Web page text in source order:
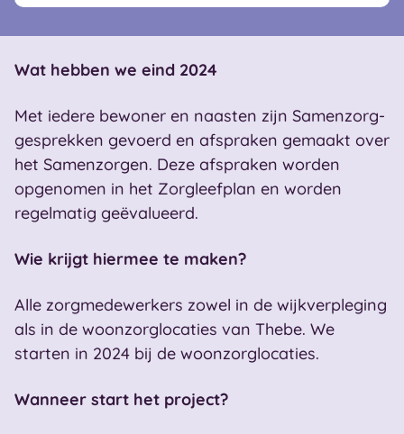
Wat hebben we eind 2024
Met iedere bewoner en naasten zijn Samenzorg-
gesprekken gevoerd en afspraken gemaakt over
het Samenzorgen. Deze afspraken worden
opgenomen in het Zorgleefplan en worden
regelmatig geëvalueerd.
Wie krijgt hiermee te maken?
Alle zorgmedewerkers zowel in de wijkverpleging
als in de woonzorglocaties van Thebe. We
starten in 2024 bij de woonzorglocaties.
Wanneer start het project?